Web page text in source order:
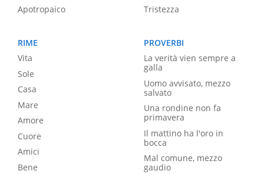
Apotropaico
Tristezza
RIME
Vita
Sole
Casa
Mare
Amore
Cuore
Amici
Bene
PROVERBI
La verità vien sempre a
galla
Uomo avvisato, mezzo
salvato
Una rondine non fa
primavera
Il mattino ha l'oro in
bocca
Mal comune, mezzo
gaudio